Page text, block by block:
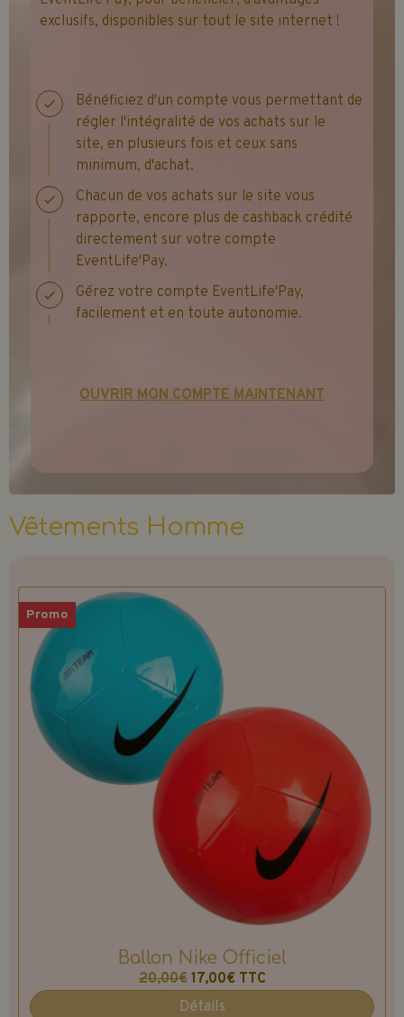
exclusifs, disponibles sur tout le site internet !
Bénéficiez d'un compte vous permettant de
régler l'intégralité de vos achats sur le
site, en plusieurs fois et ceux sans
minimum, d'achat.
Chacun de vos achats sur le site vous
rapporte, encore plus de cashback crédité
directement sur votre compte
EventLife'Pay.
Gérez votre compte EventLife'Pay,
facilement et en toute autonomie.
OUVRIR MON COMPTE MAINTENANT
Vêtements Homme
Promo
Ballon Nike Officiel
20,00€ 17,00€ TTC
Détails